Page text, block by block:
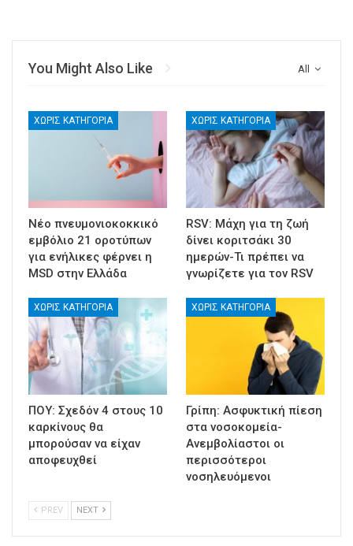
All
You Might Also Like
ΧΩΡΊΣ ΚΑΤΗΓΟΡΊΑ
Νέο πνευμονιοκοκκικό
εμβόλιο 21 οροτύπων
για ενήλικες φέρνει η
MSD στην Ελλάδα
ΧΩΡΊΣ ΚΑΤΗΓΟΡΊΑ
RSV: Μάχη για τη ζωή
δίνει κοριτσάκι 30
ημερών-Τι πρέπει να
γνωρίζετε για τον RSV
ΧΩΡΊΣ ΚΑΤΗΓΟΡΊΑ
ΠΟΥ: Σχεδόν 4 στους 10
καρκίνους θα
μπορούσαν να είχαν
αποφευχθεί
ΧΩΡΊΣ ΚΑΤΗΓΟΡΊΑ
Γρίπη: Ασφυκτική πίεση
στα νοσοκομεία-
Ανεμβολίαστοι οι
περισσότεροι
νοσηλευόμενοι
PREV NEXT